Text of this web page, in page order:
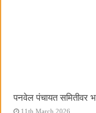
पनवेल पंचायत समितीवर
11th March 2026